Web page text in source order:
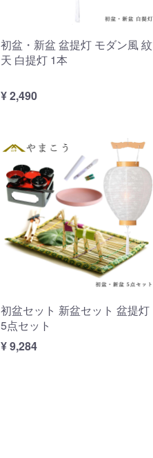
初盆・新盆 盆提灯 モダン風 紋
天 白提灯 1本
¥ 2,490
初盆セット 新盆セット 盆提灯
5点セット
¥ 9,284